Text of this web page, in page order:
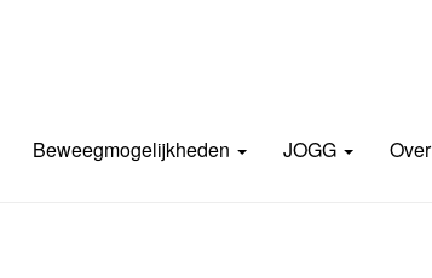
Beweegmogelijkheden JOGG